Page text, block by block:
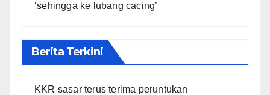
‘sehingga ke lubang cacing’
Berita Terkini
KKR sasar terus terima peruntukan